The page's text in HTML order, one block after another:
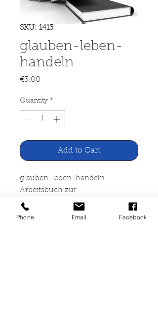
SKU: 1413
glauben-leben-
handeln
€3.00
Quantity *
Add to Cart
glauben-leben-handeln.
Arbeitsbuch zur
Glaubensunterweisung
Phone Email Facebook